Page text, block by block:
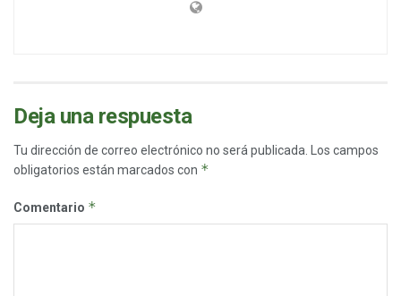
Deja una respuesta
Tu dirección de correo electrónico no será publicada.
Los campos
obligatorios están marcados con *
Comentario *